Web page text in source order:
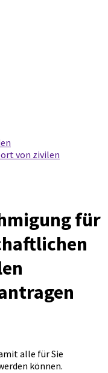
von zivilen
für
alle für Sie
können.